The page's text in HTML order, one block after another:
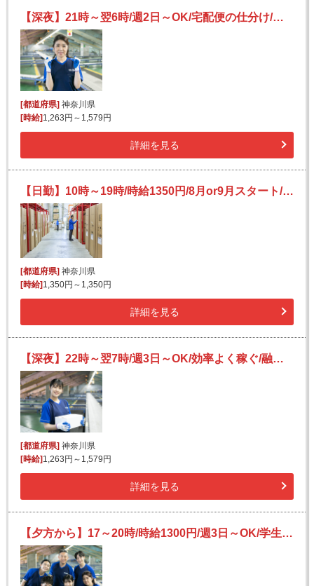
【深夜】21時～翌6時/週2日～OK/宅配便の仕分け/キレイな休憩室完備/【川崎市中原区】
[都道府県]神奈川県
[時給]1,263円～1,579円
詳細を見る
【日勤】10時～19時/時給1350円/8月or9月スタート/新横浜より送迎あり☆/おしゃれな家具などの出荷作業！
[都道府県] 神奈川県
[時給] 1,350円～1,350円
詳細を見る
【深夜】22時～翌7時/週3日～OK/効率よく稼ぐ/融通シフトで働きやすさ抜群！/仕分け
[都道府県] 神奈川県
[時給] 1,263円～1,579円
詳細を見る
【夕方から】17～20時/時給1300円/週3日～OK/学生さん、副業大歓迎◎/簡単荷物仕分け